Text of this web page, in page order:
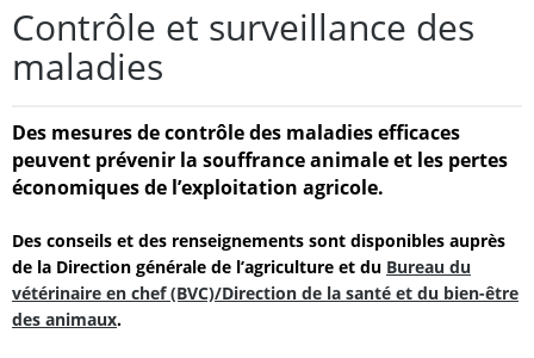
Contrôle et surveillance des
maladies
Des mesures de contrôle des maladies efficaces
peuvent prévenir la souffrance animale et les pertes
économiques de l’exploitation agricole.
Des conseils et des renseignements sont disponibles auprès
de la Direction générale de l’agriculture et du Bureau du
vétérinaire en chef (BVC)/Direction de la santé et du bien-être
des animaux.